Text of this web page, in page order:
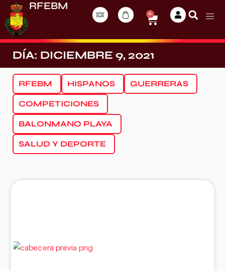
RFEBM
0
DÍA: DICIEMBRE 9, 2021
RFEBM HISPANOS GUERRERAS
COMPETICIONES
BALONMANO PLAYA
SALUD Y DEPORTE